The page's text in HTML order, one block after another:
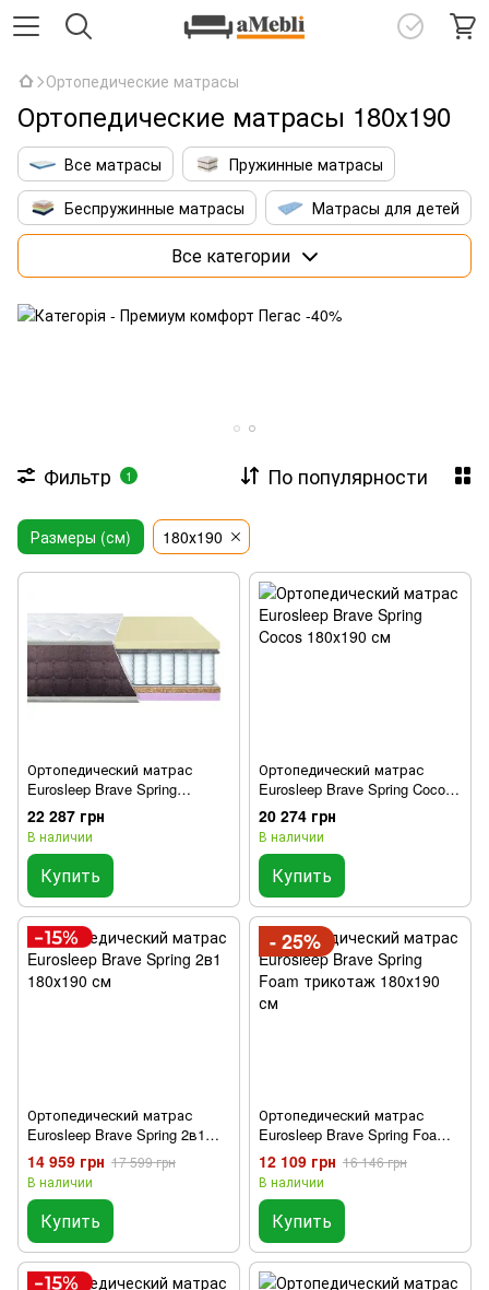
Ортопедические матрасы
Ортопедические матрасы 180х190
Все матрасы
Пружинные матрасы
Беспружинные матрасы
Матрасы для детей
Матрасы 160х200 см
Премиум матрасы
Все категории
Фильтр 1 По популярности
Размеры (см) 180х190
Ортопедический матрас
Eurosleep Brave Spring
Memory-Cocos 180х190 см
22 287 грн
В наличии
Купить
Ортопедический матрас
Eurosleep Brave Spring Cocos
180х190 см
20 274 грн
В наличии
Купить
Ортопедический матрас
Eurosleep Brave Spring 2в1
180х190 см
14 959 грн 17 599 грн
В наличии
Купить
- 25%
Ортопедический матрас
Eurosleep Brave Spring Foam
трикотаж 180х190 см
12 109 грн 16 146 грн
В наличии
Купить